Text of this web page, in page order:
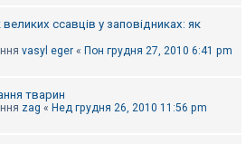
ссавців у заповідниках: як
vasyl eger « Пон грудня 27, 2010 6:41 pm
тварин
zag « Нед грудня 26, 2010 11:56 pm